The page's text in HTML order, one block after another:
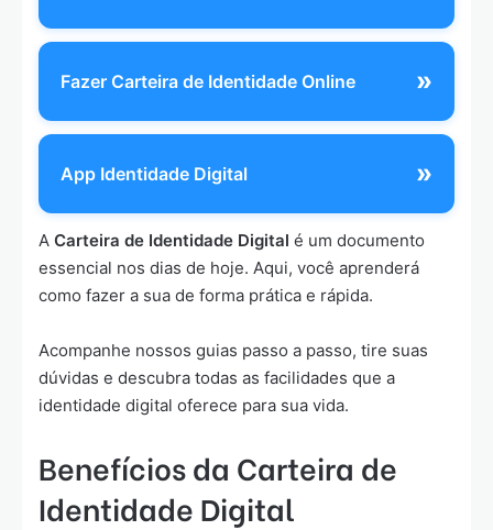
Fazer Carteira de Identidade Online »
App Identidade Digital »
A Carteira de Identidade Digital é um documento
essencial nos dias de hoje. Aqui, você aprenderá
como fazer a sua de forma prática e rápida.
Acompanhe nossos guias passo a passo, tire suas
dúvidas e descubra todas as facilidades que a
identidade digital oferece para sua vida.
Benefícios da Carteira de
Identidade Digital